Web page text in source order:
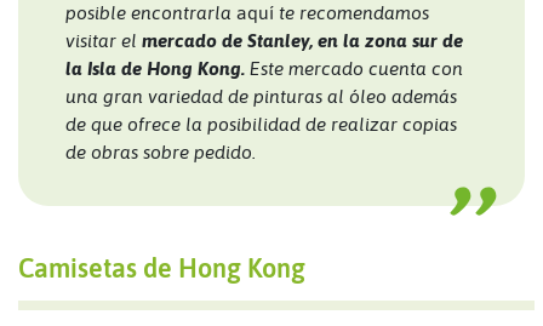
posible encontrarla aquí te recomendamos
visitar el mercado de Stanley, en la zona sur de
la Isla de Hong Kong. Este mercado cuenta con
una gran variedad de pinturas al óleo además
de que ofrece la posibilidad de realizar copias
de obras sobre pedido.
Camisetas de Hong Kong